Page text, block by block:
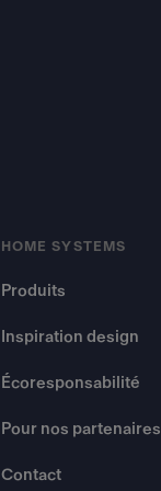
HOME SYSTEMS
Produits
Inspiration design
Écoresponsabilité
Pour nos partenaires
Contact